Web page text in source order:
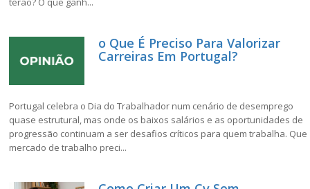
o Que É Preciso Para Valorizar
Carreiras Em Portugal?
Portugal celebra o Dia do Trabalhador num cenário de desemprego
quase estrutural, mas onde os baixos salários e as oportunidades de
progressão continuam a ser desafios críticos para quem trabalha. Que
mercado de trabalho preci...